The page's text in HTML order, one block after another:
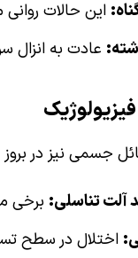
این حالات
عادت به انزال
جسمی نیز در
تناسلی: برخی
اختلال در سطح